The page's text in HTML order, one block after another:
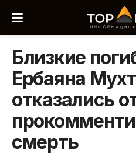
Близкие
Ербаяна
отказались
смерть